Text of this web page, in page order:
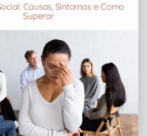
Causas, Sintomas e Como
Superar